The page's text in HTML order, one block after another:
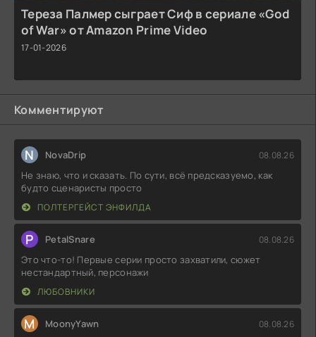
Тереза Палмер сыграет Сиф в сериале «God
of War» от Amazon Prime Video
17-01-2026
Комментируют
N NovaDrip 08.08.26
Не знаю, что и сказать. По сути, всё предсказуемо, как
будто сценаристы просто
ПОЛТЕРГЕЙСТ ЭНФИЛДА
P PetalSnare 08.08.26
Это что-то! Первые серии просто захватили, сюжет
нестандартный, персонажи
ЛЮБОВНИКИ
M MoonyYawn 08.08.26